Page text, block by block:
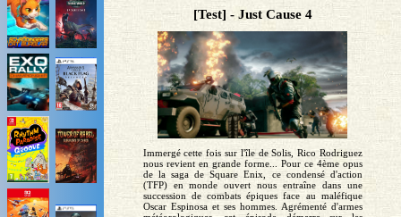
[Test] - Just Cause 4
Immergé cette fois sur l'île de Solis, Rico Rodriguez
nous revient en grande forme... Pour ce 4ème opus
de la saga de Square Enix, ce condensé d'action
(TFP) en monde ouvert nous entraîne dans une
succession de combats épiques face au maléfique
Oscar Espinosa et ses hommes. Agrémenté d'armes